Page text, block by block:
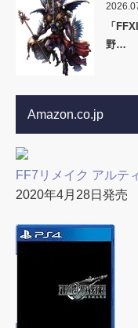
「
野…
Amazon.co.jp
FF7リメイク アルテ
2020年4月28日発売